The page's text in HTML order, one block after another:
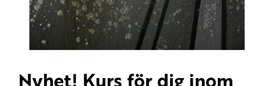
Nyhet! Kurs för dig inom